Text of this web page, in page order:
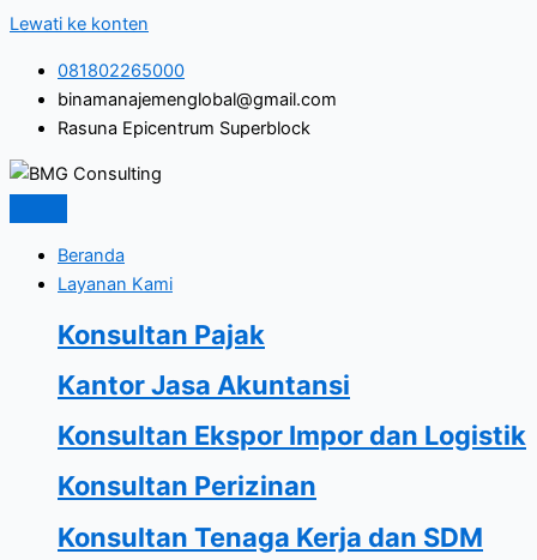
Lewati ke konten
081802265000
binamanajemenglobal@gmail.com
Rasuna Epicentrum Superblock
Beranda
Layanan Kami
Konsultan Pajak
Kantor Jasa Akuntansi
Konsultan Ekspor Impor dan Logistik
Konsultan Perizinan
Konsultan Tenaga Kerja dan SDM